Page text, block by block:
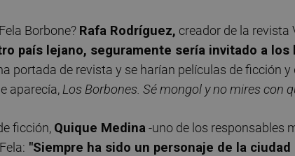
Borbone? Rafa Rodríguez, creador de la revista
país lejano, seguramente sería invitado a
portada de revista y se harían películas de ficción
aparecía, Los Borbones. Sé mongol y no mires con
ficción, Quique Medina-uno de los responsables
"Siempre ha sido un personaje de la